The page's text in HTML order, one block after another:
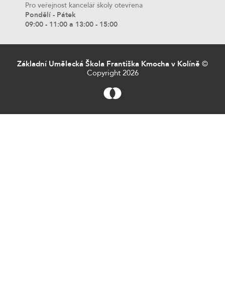
Pro veřejnost kancelář školy otevřena
Pondělí - Pátek
09:00 - 11:00 a 13:00 - 15:00
Základní Umělecká Škola Františka Kmocha v Kolíně ©
Copyright 2026